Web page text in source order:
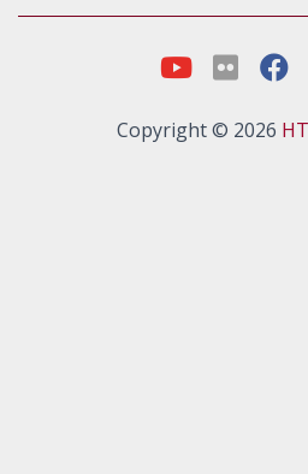
Copyright © 2026